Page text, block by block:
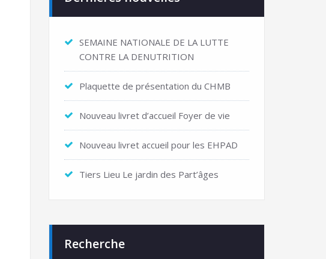
SEMAINE NATIONALE DE LA LUTTE
CONTRE LA DENUTRITION
Plaquette de présentation du CHMB
Nouveau livret d’accueil Foyer de vie
Nouveau livret accueil pour les EHPAD
Tiers Lieu Le jardin des Part’âges
Recherche